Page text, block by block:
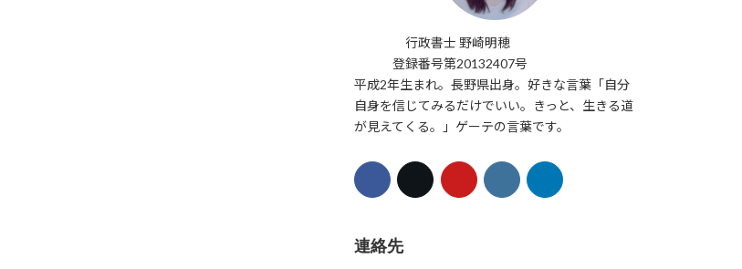
行政書士 野崎明穂
登録番号第20132407号
平成2年生まれ。長野県出身。好きな言葉「自分
自身を信じてみるだけでいい。きっと、生きる道
が見えてくる。」ゲーテの言葉です。
連絡先